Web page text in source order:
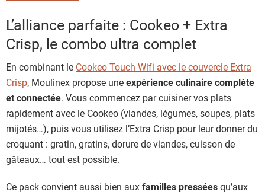
L’alliance parfaite : Cookeo + Extra
Crisp, le combo ultra complet
En combinant le Cookeo Touch Wifi avec le couvercle Extra
Crisp, Moulinex propose uneexpérience culinaire complète
et connectée. Vous commencez par cuisiner vos plats
rapidement avec le Cookeo (viandes, légumes, soupes, plats
mijotés…), puis vous utilisez l’Extra Crisp pour leur donner du
croquant : gratin, gratins, dorure de viandes, cuisson de
gâteaux… tout est possible.
Ce pack convient aussi bien auxfamilles presséesqu’aux